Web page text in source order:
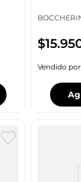
$15.
Vendido